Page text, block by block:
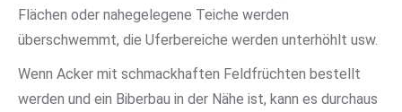
Flächen oder nahegelegene Teiche werden
überschwemmt, die Uferbereiche werden unterhöhlt usw.
Wenn Acker mit schmackhaften Feldfrüchten bestellt
werden und ein Biberbau in der Nähe ist, kann es durchaus